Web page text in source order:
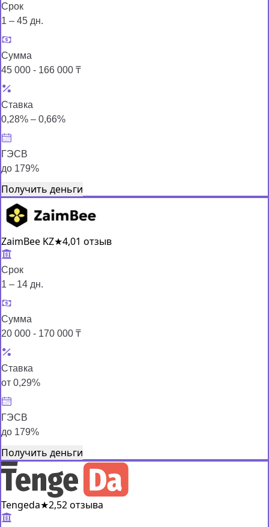
Срок
1 – 45 дн.
Сумма
45 000 - 166 000 ₸
Ставка
0,28% – 0,66%
ГЭСВ
до 179%
Получить деньги
ZaimBee KZ★4,01 отзыв
Срок
1 – 14 дн.
Сумма
20 000 - 170 000 ₸
Ставка
от 0,29%
ГЭСВ
до 179%
Получить деньги
Tengeda★2,52 отзыва